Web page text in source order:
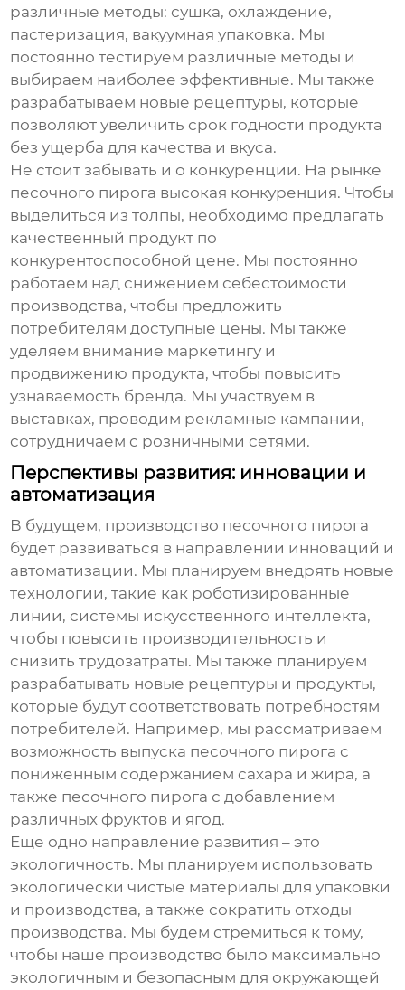
различные методы: сушка, охлаждение,
пастеризация, вакуумная упаковка. Мы
постоянно тестируем различные методы и
выбираем наиболее эффективные. Мы также
разрабатываем новые рецептуры, которые
позволяют увеличить срок годности продукта
без ущерба для качества и вкуса.
Не стоит забывать и о конкуренции. На рынке
песочного пирога высокая конкуренция. Чтобы
выделиться из толпы, необходимо предлагать
качественный продукт по
конкурентоспособной цене. Мы постоянно
работаем над снижением себестоимости
производства, чтобы предложить
потребителям доступные цены. Мы также
уделяем внимание маркетингу и
продвижению продукта, чтобы повысить
узнаваемость бренда. Мы участвуем в
выставках, проводим рекламные кампании,
сотрудничаем с розничными сетями.
Перспективы развития: инновации и
автоматизация
В будущем, производство песочного пирога
будет развиваться в направлении инноваций и
автоматизации. Мы планируем внедрять новые
технологии, такие как роботизированные
линии, системы искусственного интеллекта,
чтобы повысить производительность и
снизить трудозатраты. Мы также планируем
разрабатывать новые рецептуры и продукты,
которые будут соответствовать потребностям
потребителей. Например, мы рассматриваем
возможность выпуска песочного пирога с
пониженным содержанием сахара и жира, а
также песочного пирога с добавлением
различных фруктов и ягод.
Еще одно направление развития – это
экологичность. Мы планируем использовать
экологически чистые материалы для упаковки
и производства, а также сократить отходы
производства. Мы будем стремиться к тому,
чтобы наше производство было максимально
экологичным и безопасным для окружающей